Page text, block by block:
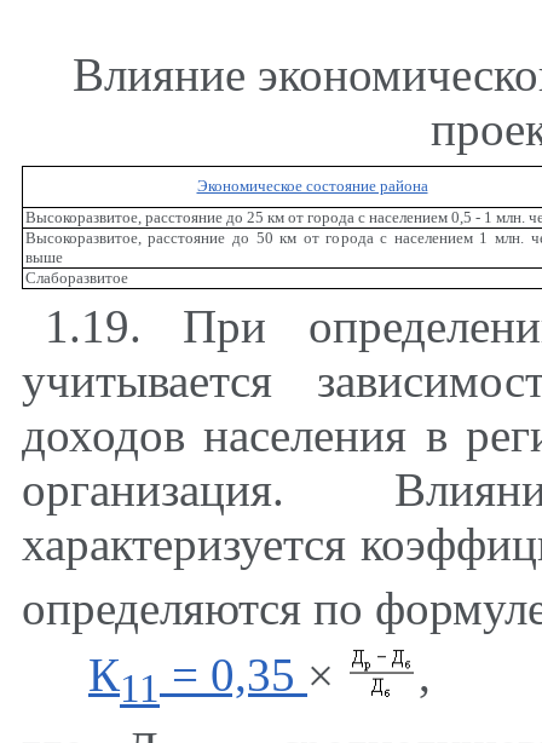
Влияние
Экономическое состояние района
Высокоразвитое, расстояние до 25 км от города с населением 0,5 - 1 млн.
Высокоразвитое, расстояние до 50 км от города с населением 1 млн.
выше
Слаборазвитое
1.19. При
учитывается
доходов населения в
организация.
характеризуется
определяются по
К11 = 0,35 ×
,